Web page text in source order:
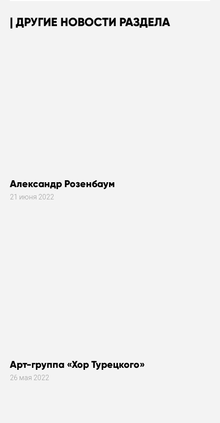
ДРУГИЕ НОВОСТИ РАЗДЕЛА
Александр Розенбаум
21 июня 2022
Арт-группа «Хор Турецкого»
26 мая 2022